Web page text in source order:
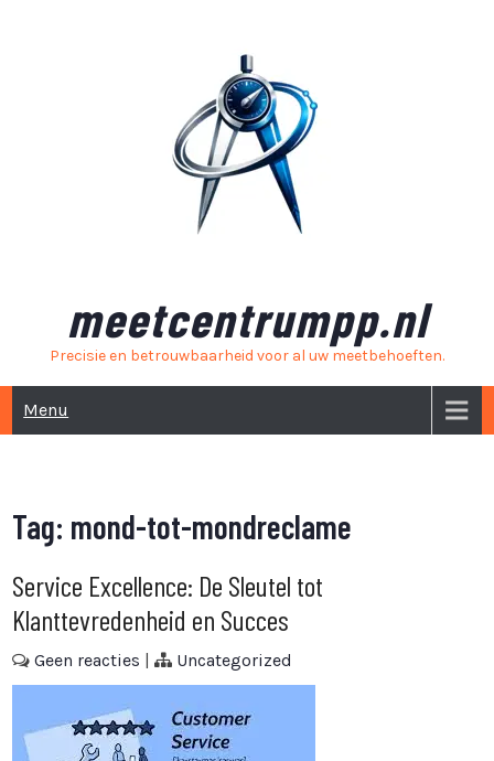
meetcentrumpp.nl
Precisie en betrouwbaarheid voor al uw meetbehoeften.
Menu
Tag: mond-tot-mondreclame
Service Excellence: De Sleutel tot
Klanttevredenheid en Succes
Geen reacties | Uncategorized